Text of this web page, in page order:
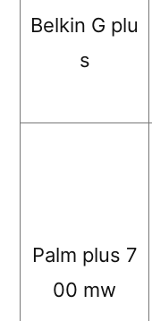
Belkin G plu
s
Palm plus 7
00 mw